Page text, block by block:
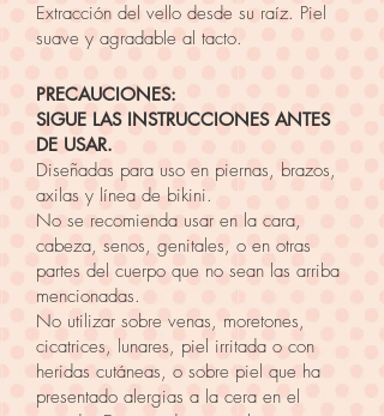
Extracción del vello desde su raíz. Piel
suave y agradable al tacto.
PRECAUCIONES:
SIGUE LAS INSTRUCCIONES ANTES
DE USAR.
Diseñadas para uso en piernas, brazos,
axilas y línea de bikini.
No se recomienda usar en la cara,
cabeza, senos, genitales, o en otras
partes del cuerpo que no sean las arriba
mencionadas.
No utilizar sobre venas, moretones,
cicatrices, lunares, piel irritada o con
heridas cutáneas, o sobre piel que ha
presentado alergias a la cera en el